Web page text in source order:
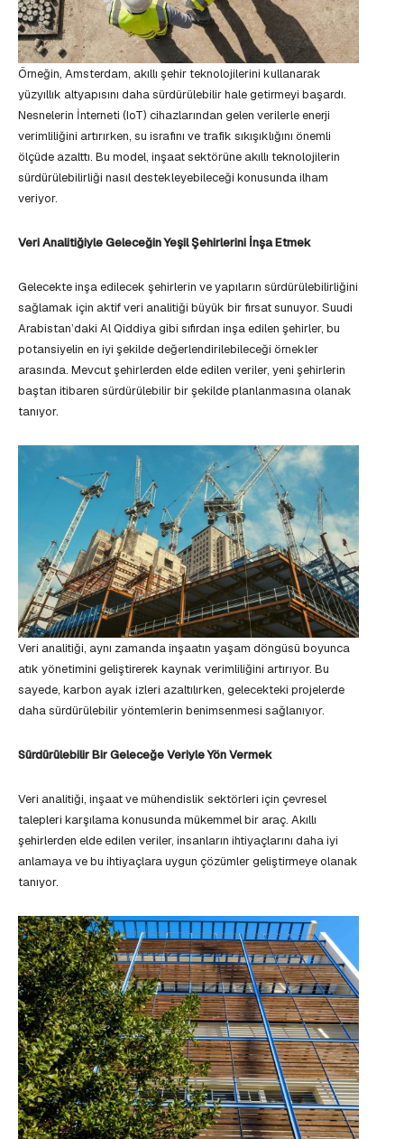
Örneğin, Amsterdam, akıllı şehir teknolojilerini kullanarak
yüzyıllık altyapısını daha sürdürülebilir hale getirmeyi başardı.
Nesnelerin İnterneti (IoT) cihazlarından gelen verilerle enerji
verimliliğini artırırken, su israfını ve trafik sıkışıklığını önemli
ölçüde azalttı. Bu model, inşaat sektörüne akıllı teknolojilerin
sürdürülebilirliği nasıl destekleyebileceği konusunda ilham
veriyor.
Veri Analitiğiyle Geleceğin Yeşil Şehirlerini İnşa Etmek
Gelecekte inşa edilecek şehirlerin ve yapıların sürdürülebilirliğini
sağlamak için aktif veri analitiği büyük bir fırsat sunuyor. Suudi
Arabistan’daki Al Qiddiya gibi sıfırdan inşa edilen şehirler, bu
potansiyelin en iyi şekilde değerlendirilebileceği örnekler
arasında. Mevcut şehirlerden elde edilen veriler, yeni şehirlerin
baştan itibaren sürdürülebilir bir şekilde planlanmasına olanak
tanıyor.
Veri analitiği, aynı zamanda inşaatın yaşam döngüsü boyunca
atık yönetimini geliştirerek kaynak verimliliğini artırıyor. Bu
sayede, karbon ayak izleri azaltılırken, gelecekteki projelerde
daha sürdürülebilir yöntemlerin benimsenmesi sağlanıyor.
Sürdürülebilir Bir Geleceğe Veriyle Yön Vermek
Veri analitiği, inşaat ve mühendislik sektörleri için çevresel
talepleri karşılama konusunda mükemmel bir araç. Akıllı
şehirlerden elde edilen veriler, insanların ihtiyaçlarını daha iyi
anlamaya ve bu ihtiyaçlara uygun çözümler geliştirmeye olanak
tanıyor.